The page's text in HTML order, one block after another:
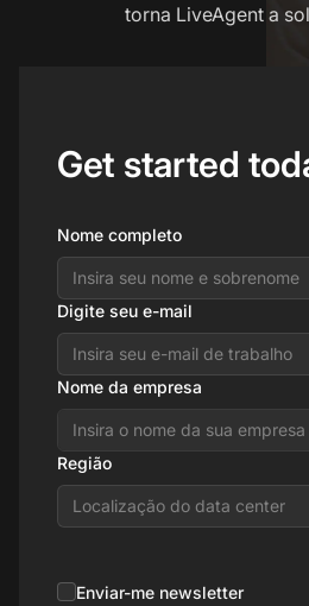
torna LiveAgent a
Get started
Nome completo
Digite seu e-mail
Nome da empresa
Região
Localização do data center
Enviar-me newsletter